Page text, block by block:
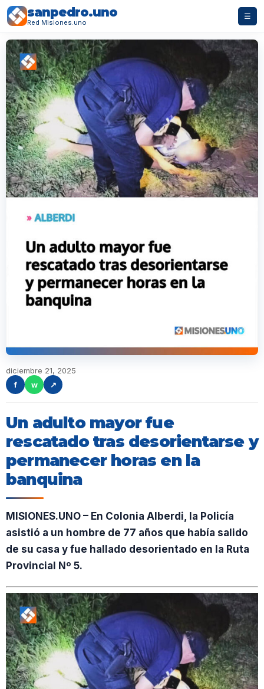
sanpedro.uno
Red Misiones.uno
☰
diciembre 21, 2025
f
w ↗
Un adulto mayor fue
rescatado tras desorientarse y
permanecer horas en la
banquina
MISIONES.UNO – En Colonia Alberdi, la Policía
asistió a un hombre de 77 años que había salido
de su casa y fue hallado desorientado en la Ruta
Provincial Nº 5.